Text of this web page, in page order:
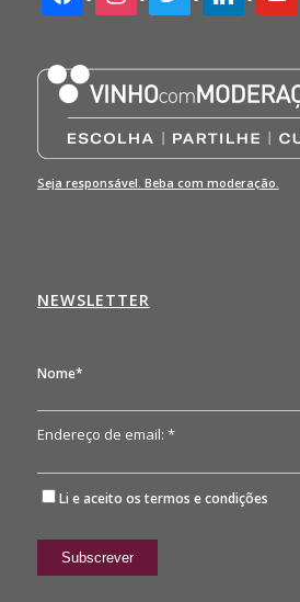
Seja responsável. Beba com moderação.
NEWSLETTER
Nome*
Endereço de email: *
Li e aceito os termos e condições